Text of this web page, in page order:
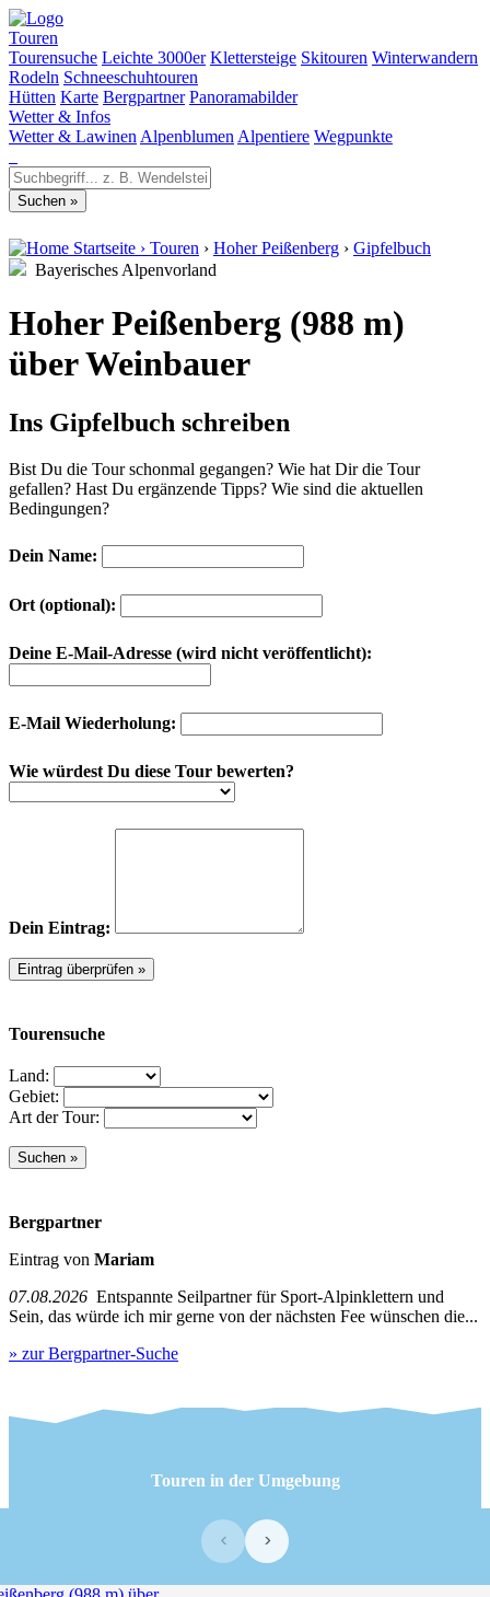
Touren
Tourensuche Leichte 3000er Klettersteige Skitouren Winterwandern
Rodeln Schneeschuhtouren
Hütten Karte Bergpartner Panoramabilder
Wetter & Infos
Wetter & Lawinen Alpenblumen Alpentiere Wegpunkte
Startseite › Touren › Hoher Peißenberg › Gipfelbuch
Bayerisches Alpenvorland
Hoher Peißenberg (988 m)
über Weinbauer
Ins Gipfelbuch schreiben
Bist Du die Tour schonmal gegangen? Wie hat Dir die Tour
gefallen? Hast Du ergänzende Tipps? Wie sind die aktuellen
Bedingungen?
Dein Name:
Ort (optional):
Deine E-Mail-Adresse (wird nicht veröffentlicht):
E-Mail Wiederholung:
Wie würdest Du diese Tour bewerten?
Dein Eintrag:
Tourensuche
Land:
Gebiet:
Art der Tour:
Bergpartner
Eintrag von Mariam
07.08.2026 Entspannte Seilpartner für Sport-Alpinklettern und
Sein, das würde ich mir gerne von der nächsten Fee wünschen die...
» zur Bergpartner-Suche
Touren in der Umgebung
‹ ›